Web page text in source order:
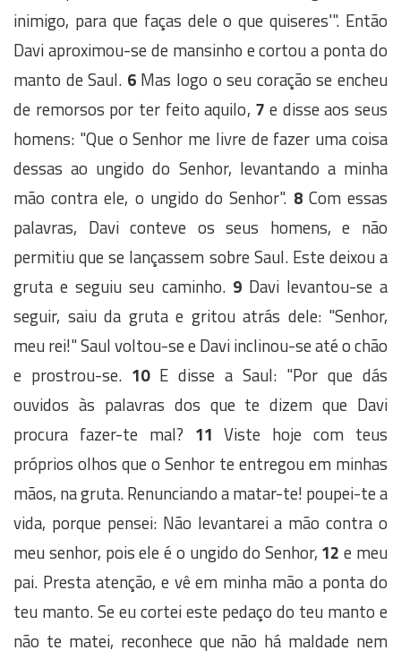
inimigo, para que faças dele o que quiseres'". Então
Davi aproximou-se de mansinho e cortou a ponta do
manto de Saul. 6Mas logo o seu coração se encheu
de remorsos por ter feito aquilo, 7 e disse aos seus
homens: "Que o Senhor me livre de fazer uma coisa
dessas ao ungido do Senhor, levantando a minha
mão contra ele, o ungido do Senhor". 8Com essas
palavras, Davi conteve os seus homens, e não
permitiu que se lançassem sobre Saul. Este deixou a
gruta e seguiu seu caminho. 9Davi levantou-se a
seguir, saiu da gruta e gritou atrás dele: "Senhor,
meu rei!" Saul voltou-se e Davi inclinou-se até o chão
e prostrou-se. 10E disse a Saul: "Por que dás
ouvidos às palavras dos que te dizem que Davi
procura fazer-te mal? 11 Viste hoje com teus
próprios olhos que o Senhor te entregou em minhas
mãos, na gruta. Renunciando a matar-te! poupei-te a
vida, porque pensei: Não levantarei a mão contra o
meu senhor, pois ele é o ungido do Senhor, 12 e meu
pai. Presta atenção, e vê em minha mão a ponta do
teu manto. Se eu cortei este pedaço do teu manto e
não te matei, reconhece que não há maldade nem